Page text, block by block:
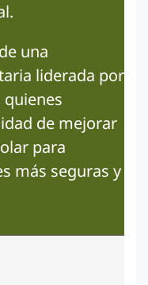
una
liderada por
de mejorar
para
más seguras y